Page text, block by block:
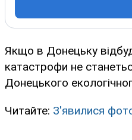
Якщо в Донецьку
катастрофи не
Донецького
Читайте: З'явилися